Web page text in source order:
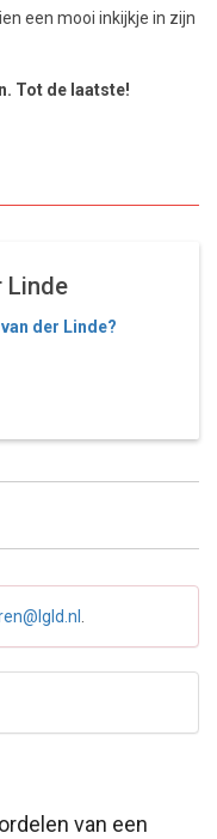
een mooi inkijkje in zijn
Tot de laatste!
Linde
der Linde?
van een